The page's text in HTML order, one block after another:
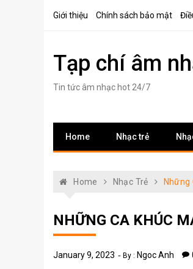
Giới thiệu Chính sách bảo mật
Tạp chí âm
Tin tức âm nhạc hot 24/7
Home Nhạc trẻ
Home Nhạc Trẻ
NHỮNG CA KHÚC
January 9, 2023 By : Ngoc Anh